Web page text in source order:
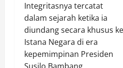
Integritasnya tercatat
dalam sejarah ketika ia
diundang secara khusus ke
Istana Negara di era
kepemimpinan Presiden